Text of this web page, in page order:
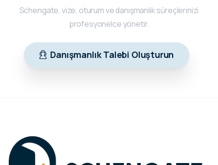
Schengate, vize, oturum ve danışmanlık süreçlerinizi
profesyonelce yönetir.
Danışmanlık Talebi Oluşturun